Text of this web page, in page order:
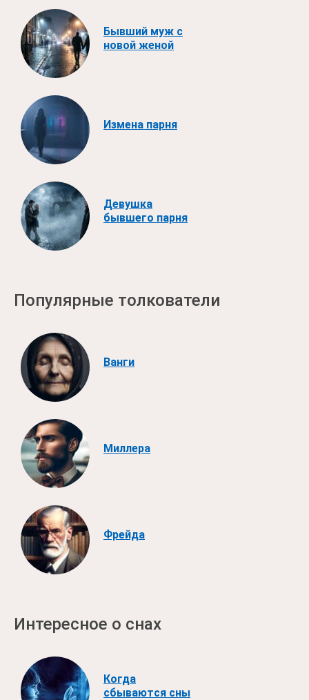
Бывший муж с
новой женой
Измена парня
Девушка
бывшего парня
Популярные толкователи
Ванги
Миллера
Фрейда
Интересное о снах
Когда
сбываются сны